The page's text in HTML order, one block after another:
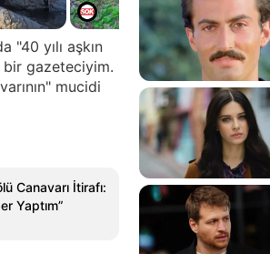
"40 yılı aşkın
gazeteciyim.
mucidi
Canavarı İtirafı:
Yaptım”